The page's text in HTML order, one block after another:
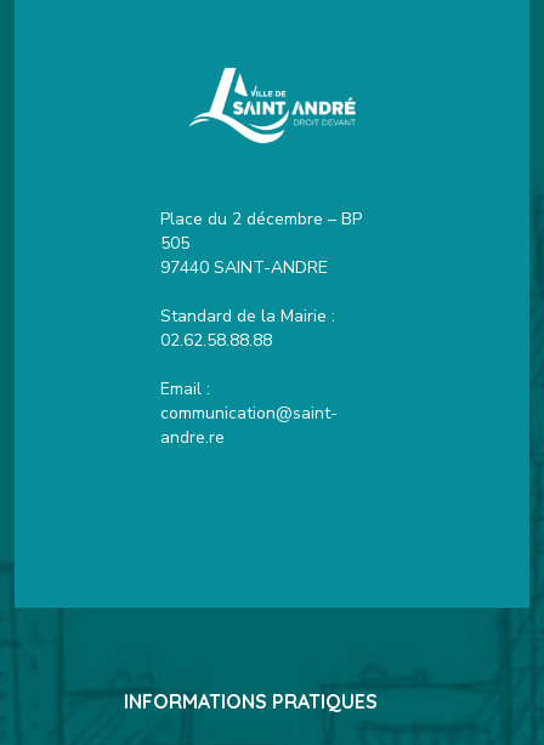
Place du 2 décembre – BP
505
97440 SAINT-ANDRE
Standard de la Mairie :
02.62.58.88.88
Email :
communication@saint-
andre.re
INFORMATIONS PRATIQUES